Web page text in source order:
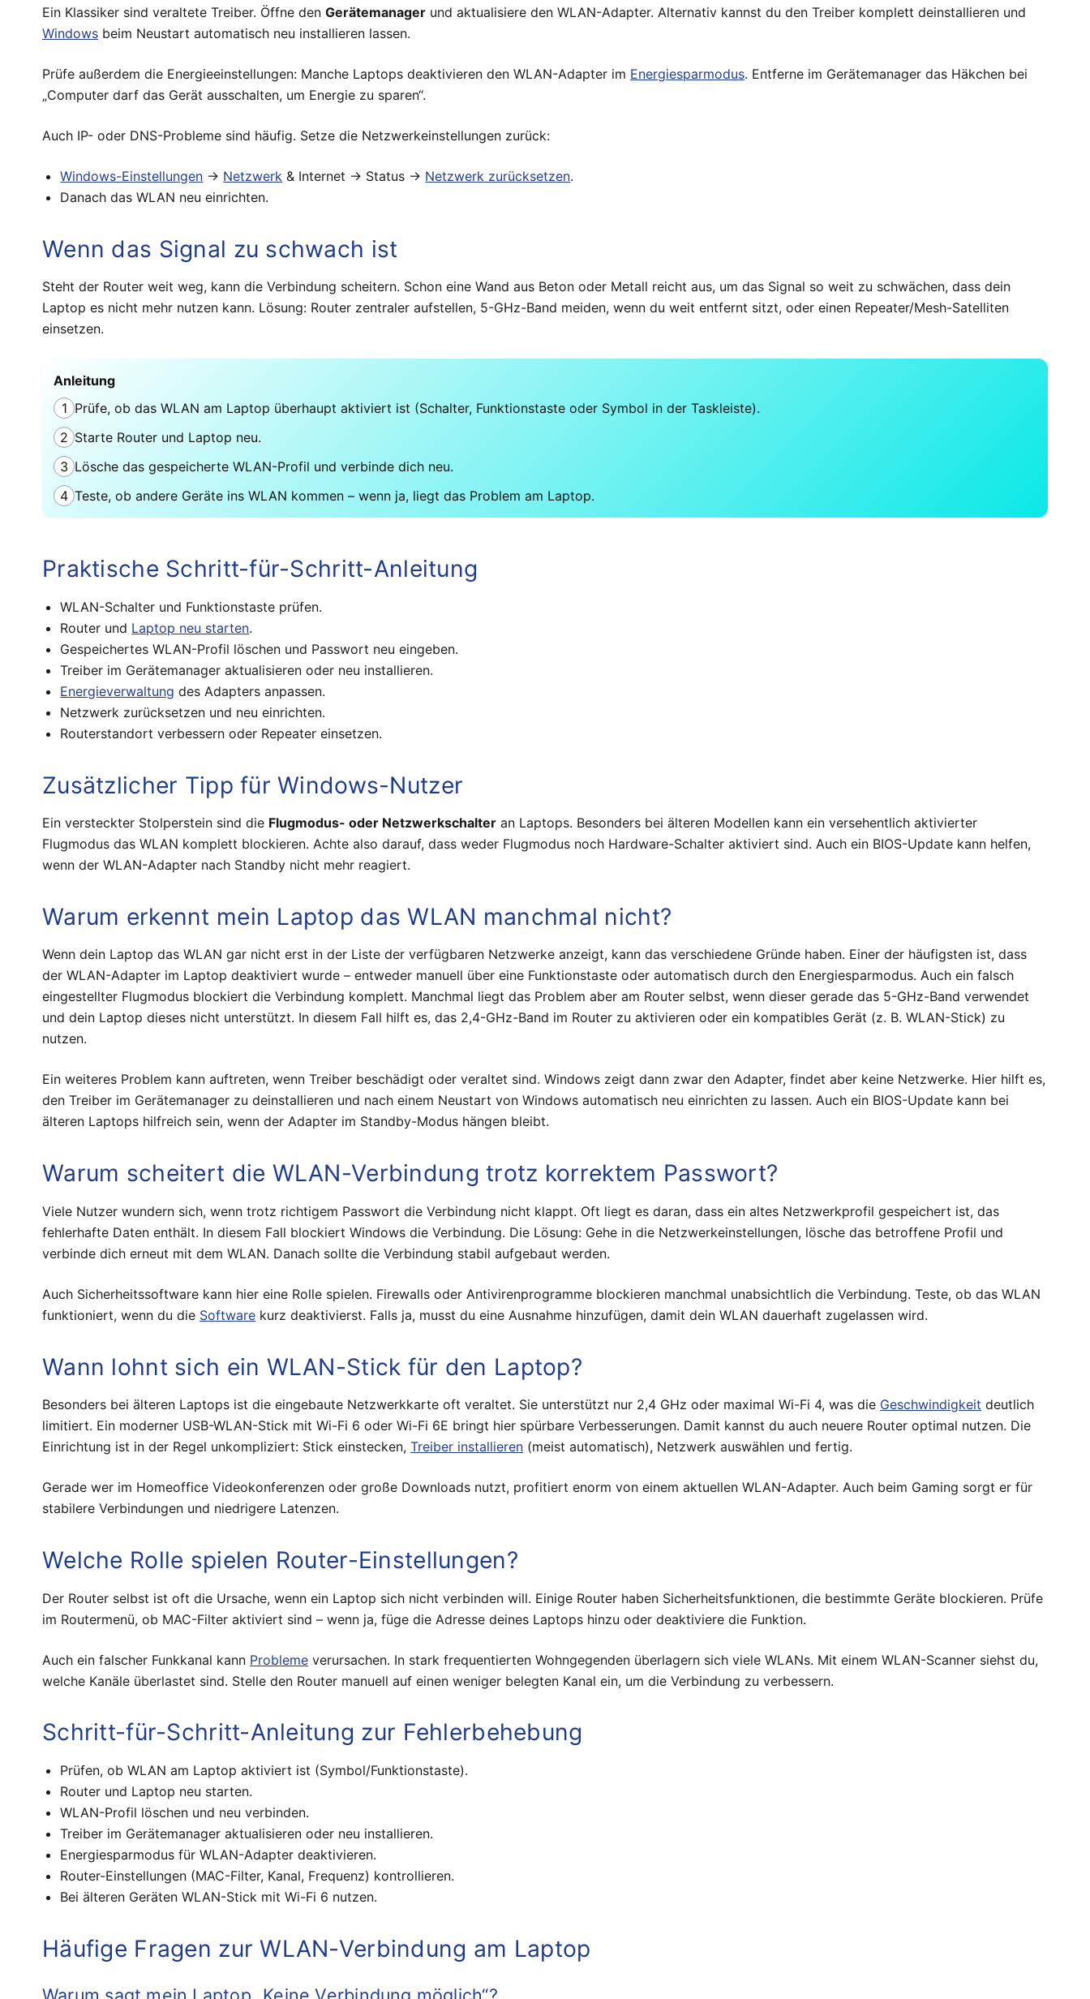
Ein Klassiker sind veraltete Treiber. Öffne den Gerätemanager und aktualisiere den WLAN-Adapter. Alternativ kannst du den Treiber komplett deinstallieren und
Windows beim Neustart automatisch neu installieren lassen.
Prüfe außerdem die Energieeinstellungen: Manche Laptops deaktivieren den WLAN-Adapter im Energiesparmodus. Entferne im Gerätemanager das Häkchen bei
„Computer darf das Gerät ausschalten, um Energie zu sparen“.
Auch IP- oder DNS-Probleme sind häufig. Setze die Netzwerkeinstellungen zurück:
Windows-Einstellungen → Netzwerk & Internet → Status → Netzwerk zurücksetzen.
Danach das WLAN neu einrichten.
Wenn das Signal zu schwach ist
Steht der Router weit weg, kann die Verbindung scheitern. Schon eine Wand aus Beton oder Metall reicht aus, um das Signal so weit zu schwächen, dass dein
Laptop es nicht mehr nutzen kann. Lösung: Router zentraler aufstellen, 5-GHz-Band meiden, wenn du weit entfernt sitzt, oder einen Repeater/Mesh-Satelliten
einsetzen.
Anleitung
1 Prüfe, ob das WLAN am Laptop überhaupt aktiviert ist (Schalter, Funktionstaste oder Symbol in der Taskleiste).
2 Starte Router und Laptop neu.
3 Lösche das gespeicherte WLAN-Profil und verbinde dich neu.
4 Teste, ob andere Geräte ins WLAN kommen – wenn ja, liegt das Problem am Laptop.
Praktische Schritt-für-Schritt-Anleitung
WLAN-Schalter und Funktionstaste prüfen.
Router und Laptop neu starten.
Gespeichertes WLAN-Profil löschen und Passwort neu eingeben.
Treiber im Gerätemanager aktualisieren oder neu installieren.
Energieverwaltung des Adapters anpassen.
Netzwerk zurücksetzen und neu einrichten.
Routerstandort verbessern oder Repeater einsetzen.
Zusätzlicher Tipp für Windows-Nutzer
Ein versteckter Stolperstein sind die Flugmodus- oder Netzwerkschalter an Laptops. Besonders bei älteren Modellen kann ein versehentlich aktivierter
Flugmodus das WLAN komplett blockieren. Achte also darauf, dass weder Flugmodus noch Hardware-Schalter aktiviert sind. Auch ein BIOS-Update kann helfen,
wenn der WLAN-Adapter nach Standby nicht mehr reagiert.
Warum erkennt mein Laptop das WLAN manchmal nicht?
Wenn dein Laptop das WLAN gar nicht erst in der Liste der verfügbaren Netzwerke anzeigt, kann das verschiedene Gründe haben. Einer der häufigsten ist, dass
der WLAN-Adapter im Laptop deaktiviert wurde – entweder manuell über eine Funktionstaste oder automatisch durch den Energiesparmodus. Auch ein falsch
eingestellter Flugmodus blockiert die Verbindung komplett. Manchmal liegt das Problem aber am Router selbst, wenn dieser gerade das 5-GHz-Band verwendet
und dein Laptop dieses nicht unterstützt. In diesem Fall hilft es, das 2,4-GHz-Band im Router zu aktivieren oder ein kompatibles Gerät (z. B. WLAN-Stick) zu
nutzen.
Ein weiteres Problem kann auftreten, wenn Treiber beschädigt oder veraltet sind. Windows zeigt dann zwar den Adapter, findet aber keine Netzwerke. Hier hilft es,
den Treiber im Gerätemanager zu deinstallieren und nach einem Neustart von Windows automatisch neu einrichten zu lassen. Auch ein BIOS-Update kann bei
älteren Laptops hilfreich sein, wenn der Adapter im Standby-Modus hängen bleibt.
Warum scheitert die WLAN-Verbindung trotz korrektem Passwort?
Viele Nutzer wundern sich, wenn trotz richtigem Passwort die Verbindung nicht klappt. Oft liegt es daran, dass ein altes Netzwerkprofil gespeichert ist, das
fehlerhafte Daten enthält. In diesem Fall blockiert Windows die Verbindung. Die Lösung: Gehe in die Netzwerkeinstellungen, lösche das betroffene Profil und
verbinde dich erneut mit dem WLAN. Danach sollte die Verbindung stabil aufgebaut werden.
Auch Sicherheitssoftware kann hier eine Rolle spielen. Firewalls oder Antivirenprogramme blockieren manchmal unabsichtlich die Verbindung. Teste, ob das WLAN
funktioniert, wenn du die Software kurz deaktivierst. Falls ja, musst du eine Ausnahme hinzufügen, damit dein WLAN dauerhaft zugelassen wird.
Wann lohnt sich ein WLAN-Stick für den Laptop?
Besonders bei älteren Laptops ist die eingebaute Netzwerkkarte oft veraltet. Sie unterstützt nur 2,4 GHz oder maximal Wi-Fi 4, was die Geschwindigkeit deutlich
limitiert. Ein moderner USB-WLAN-Stick mit Wi-Fi 6 oder Wi-Fi 6E bringt hier spürbare Verbesserungen. Damit kannst du auch neuere Router optimal nutzen. Die
Einrichtung ist in der Regel unkompliziert: Stick einstecken, Treiber installieren (meist automatisch), Netzwerk auswählen und fertig.
Gerade wer im Homeoffice Videokonferenzen oder große Downloads nutzt, profitiert enorm von einem aktuellen WLAN-Adapter. Auch beim Gaming sorgt er für
stabilere Verbindungen und niedrigere Latenzen.
Welche Rolle spielen Router-Einstellungen?
Der Router selbst ist oft die Ursache, wenn ein Laptop sich nicht verbinden will. Einige Router haben Sicherheitsfunktionen, die bestimmte Geräte blockieren. Prüfe
im Routermenü, ob MAC-Filter aktiviert sind – wenn ja, füge die Adresse deines Laptops hinzu oder deaktiviere die Funktion.
Auch ein falscher Funkkanal kann Probleme verursachen. In stark frequentierten Wohngegenden überlagern sich viele WLANs. Mit einem WLAN-Scanner siehst du,
welche Kanäle überlastet sind. Stelle den Router manuell auf einen weniger belegten Kanal ein, um die Verbindung zu verbessern.
Schritt-für-Schritt-Anleitung zur Fehlerbehebung
Prüfen, ob WLAN am Laptop aktiviert ist (Symbol/Funktionstaste).
Router und Laptop neu starten.
WLAN-Profil löschen und neu verbinden.
Treiber im Gerätemanager aktualisieren oder neu installieren.
Energiesparmodus für WLAN-Adapter deaktivieren.
Router-Einstellungen (MAC-Filter, Kanal, Frequenz) kontrollieren.
Bei älteren Geräten WLAN-Stick mit Wi-Fi 6 nutzen.
Häufige Fragen zur WLAN-Verbindung am Laptop
Warum sagt mein Laptop „Keine Verbindung möglich“?